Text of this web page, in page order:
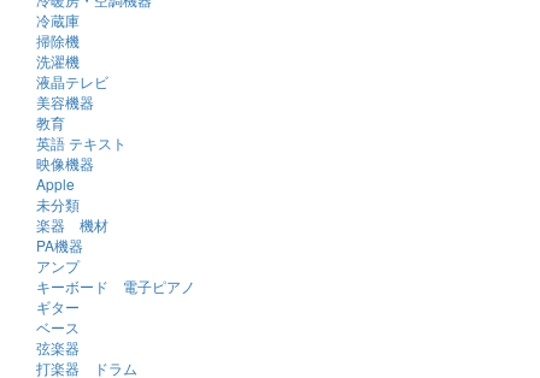
冷蔵庫
掃除機
洗濯機
液晶テレビ
美容機器
教育
英語 テキスト
映像機器
Apple
未分類
楽器 機材
PA機器
アンプ
キーボード 電子ピアノ
ギター
ベース
弦楽器
打楽器 ドラム